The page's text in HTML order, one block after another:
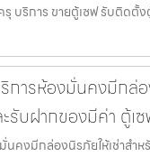
บริการ ขายตู้เซฟ รับติดตั้
ารห้องมั่นคงมีกล่อ
รับฝากของมีค่า ตู้เ
งมีกล่องนิรภัยให้เช่าสำห